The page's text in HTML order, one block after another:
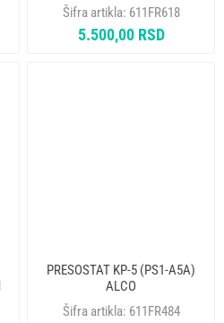
017H4701106 ELIWELL
Šifra artikla: 611FR618
5.500,00 RSD
PRESOSTAT KP-5 (PS1-A5A)
ALCO
Šifra artikla: 611FR484